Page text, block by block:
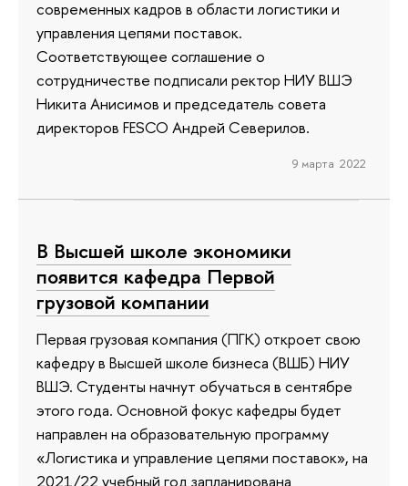
современных кадров в области логистики и
управления цепями поставок.
Соответствующее соглашение о
сотрудничестве подписали ректор НИУ ВШЭ
Никита Анисимов и председатель совета
директоров FESCO Андрей Северилов.
9 марта 2022
В Высшей школе экономики
появится кафедра Первой
грузовой компании
Первая грузовая компания (ПГК) откроет свою
кафедру в Высшей школе бизнеса (ВШБ) НИУ
ВШЭ. Студенты начнут обучаться в сентябре
этого года. Основной фокус кафедры будет
направлен на образовательную программу
«Логистика и управление цепями поставок», на
2021/22 учебный год запланирована